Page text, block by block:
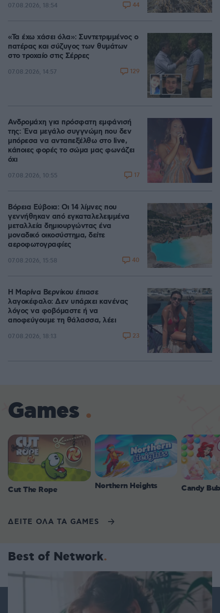
07.08.2026, 18:54 44
«Τα έχω χάσει όλα»: Συντετριμμένος ο
πατέρας και σύζυγος των θυμάτων
στο τροχαίο στις Σέρρες
07.08.2026, 14:57 129
Ανδρομάχη για πρόσφατη εμφάνισή
της: Ένα μεγάλο συγγνώμη που δεν
μπόρεσα να ανταπεξέλθω στο live,
κάποιες φορές το σώμα μας φωνάζει
όχι
07.08.2026, 10:55 17
Βόρεια Εύβοια: Οι 14 λίμνες που
γεννήθηκαν από εγκαταλελειμμένα
μεταλλεία δημιουργώντας ένα
μοναδικό οικοσύστημα, δείτε
αεροφωτογραφίες
07.08.2026, 15:58 40
Η Μαρίνα Βερνίκου έπιασε
λαγοκέφαλο: Δεν υπάρχει κανένας
λόγος να φοβόμαστε ή να
αποφεύγουμε τη θάλασσα, λέει
07.08.2026, 18:13 23
Games
Cut The Rope Northern Heights Candy
ΔΕΙΤΕ ΟΛΑ ΤΑ GAMES
Best of Network